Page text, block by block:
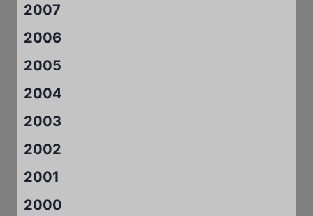
2007
2006
2005
2004
2003
2002
2001
2000